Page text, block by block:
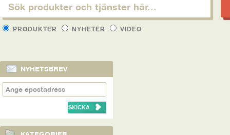
PRODUKTER NYHETER VIDEO
NYHETSBREV